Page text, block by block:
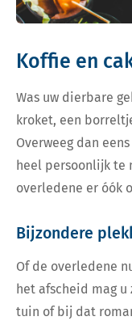
Koffie en
Was uw dierbare
kroket, een
Overweeg dan
heel persoonlijk te
overledene er óók
Bijzondere
Of de overledene
het afscheid mag
tuin of bij dat